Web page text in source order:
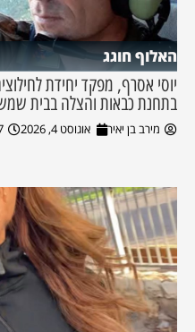
האלוף חוגג
יוסי אסרף, מפקד יחידת
בתחנת כבאות והצלה בבית
מירב בן יאיר אוגוסט 4, 2026